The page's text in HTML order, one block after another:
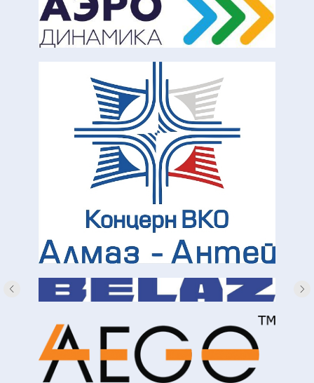
НАИС — не просто выставка, это еще и один
из самых масштабных форумов для
профессионалов отрасли. На наших
конференциях представители власти, ТОП-
спикеры и эксперты отрасли обсуждают
достижения и тенденции, которые позволяют
вам всегда быть на шаг впереди конкурентов.
Наши мероприятия и дискуссии направлены
на то, чтобы вы могли обновить свои знания
и применить их на практике
Стать делегатом